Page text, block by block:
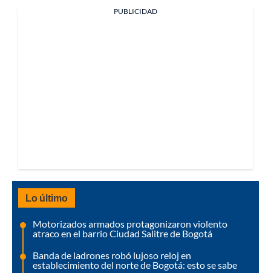
PUBLICIDAD
Lo último
Motorizados armados protagonizaron violento
atraco en el barrio Ciudad Salitre de Bogotá
Banda de ladrones robó lujoso reloj en
establecimiento del norte de Bogotá: esto se sabe